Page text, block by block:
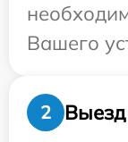
Вашего
2